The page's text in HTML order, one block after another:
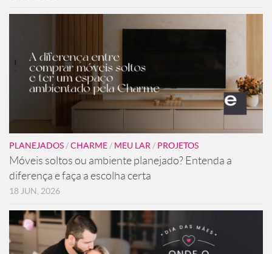
PLANEJADOS /CHARME / MEU LAR / PROJETOS
Móveis soltos ou ambiente planejado? Entenda a
diferença e faça a escolha certa
18 JUN, 2026